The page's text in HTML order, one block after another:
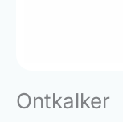
Ontkalker